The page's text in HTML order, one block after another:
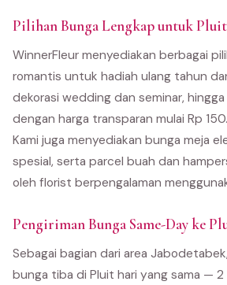
Pilihan Bunga Lengkap untuk Pluit
WinnerFleur menyediakan berbagai
romantis untuk hadiah ulang tahun
dekorasi wedding dan seminar,
dengan harga transparan mulai Rp
Kami juga menyediakan bunga meja
spesial, serta parcel buah dan
oleh florist berpengalaman
Pengiriman Bunga Same-Day ke
Sebagai bagian dari area
bunga tiba di Pluit hari yang sama —